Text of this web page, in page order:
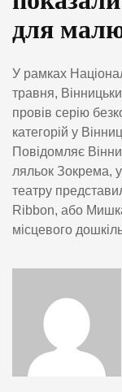
для
У рамках
травня,
провів серію
категорій у
Повідомляє
ляльок Зокрема,
театру
Ribbon, або
місцевого